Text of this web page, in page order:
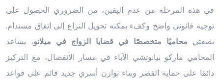
في هذه المرحلة من عدم اليقين، من الضروري الحصول على
توجيه قانوني واضح وكفء يمكنه تحويل النزاع إلى اتفاق مستدام.
بصفتي محاميًا متخصصًا في قضايا الزواج في ميلانو، يساعد
المحامي ماركو بيانوتشي الآباء في مسار الانفصال، مع التركيز
دائمًا على حماية القصر وبناء توازن أسري جديد قائم على قواعد